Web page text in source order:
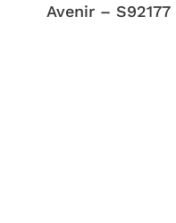
Avenir – S92177